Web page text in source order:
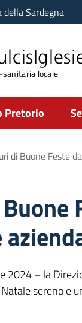
Sardegna
sanitaria locale
Pretorio
di Buone Feste
2024 – la
sereno e